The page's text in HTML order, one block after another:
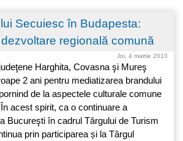
Secuiesc în Budapesta:
regională comună
Joi, 4 martie 2010
Harghita, Covasna şi Mureş
2 ani pentru mediatizarea brandului
de la aspectele culturale comune
acest spirit, ca o continuare a
Bucureşti în cadrul Târgului de Turism
prin participarea și la Târgul